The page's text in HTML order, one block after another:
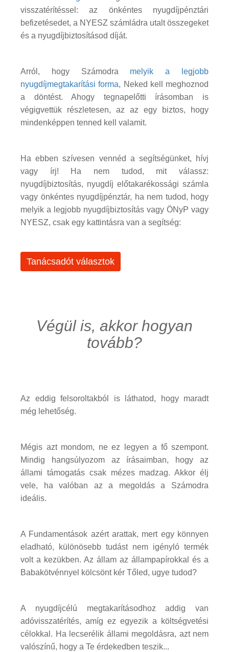
visszatérítéssel: az önkéntes nyugdíjpénztári
befizetésedet, a NYESZ számládra utalt összegeket
és a nyugdíjbiztosításod díját.
Arról, hogy Számodra melyik a legjobb
nyugdíjmegtakarítási forma, Neked kell meghoznod
a döntést. Ahogy tegnapelőtti írásomban is
végigvettük részletesen, az az egy biztos, hogy
mindenképpen tenned kell valamit.
Ha ebben szívesen vennéd a segítségünket, hívj
vagy írj! Ha nem tudod, mit válassz:
nyugdíjbiztosítás, nyugdíj előtakarékossági számla
vagy önkéntes nyugdíjpénztár, ha nem tudod, hogy
melyik a legjobb nyugdíjbiztosítás vagy ÖNyP vagy
NYESZ, csak egy kattintásra van a segítség:
Tanácsadót választok
Végül is, akkor hogyan
tovább?
Az eddig felsoroltakból is láthatod, hogy maradt
még lehetőség.
Mégis azt mondom, ne ez legyen a fő szempont.
Mindig hangsúlyozom az írásaimban, hogy az
állami támogatás csak mézes madzag. Akkor élj
vele, ha valóban az a megoldás a Számodra
ideális.
A Fundamentások azért arattak, mert egy könnyen
eladható, különösebb tudást nem igényló termék
volt a kezükben. Az állam az állampapírokkal és a
Babakötvénnyel kölcsönt kér Tőled, ugye tudod?
A nyugdíjcélú megtakarításodhoz addig van
adóvisszatérítés, amíg ez egyezik a költségvetési
célokkal. Ha lecserélik állami megoldásra, azt nem
valószínű, hogy a Te érdekedben teszik...